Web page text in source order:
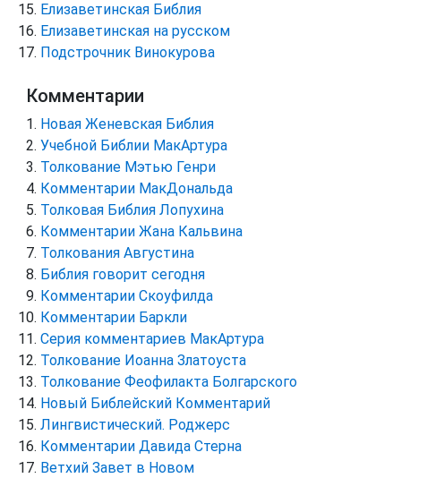
Елизаветинская Библия
Елизаветинская на русском
Подстрочник Винокурова
Комментарии
Новая Женевская Библия
Учебной Библии МакАртура
Толкование Мэтью Генри
Комментарии МакДональда
Толковая Библия Лопухина
Комментарии Жана Кальвина
Толкования Августина
Библия говорит сегодня
Комментарии Скоуфилда
Комментарии Баркли
Серия комментариев МакАртура
Толкование Иоанна Златоуста
Толкование Феофилакта Болгарского
Новый Библейский Комментарий
Лингвистический. Роджерс
Комментарии Давида Стерна
Ветхий Завет в Новом